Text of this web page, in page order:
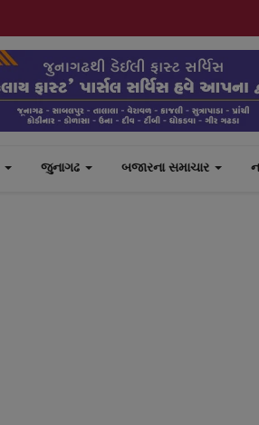
જુનાગઢ બજારના સમાચાર